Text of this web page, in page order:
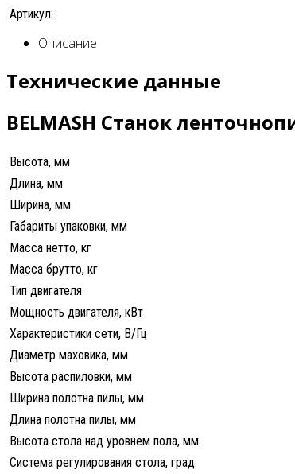
Артикул:
Описание
Технические данные
BELMASH Cтанок
Высота, мм
Длина, мм
Ширина, мм
Габариты упаковки, мм
Масса нетто, кг
Масса брутто, кг
Тип двигателя
Мощность двигателя, кВт
Характеристики сети, В/Гц
Диаметр маховика, мм
Высота распиловки, мм
Ширина полотна пилы, мм
Длина полотна пилы, мм
Высота стола над уровнем пола, мм
Система регулирования стола, град.